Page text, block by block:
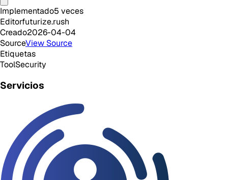
Implementado5 veces
Editorfuturize.rush
Creado2026-04-04
SourceView Source
Etiquetas
ToolSecurity
Servicios